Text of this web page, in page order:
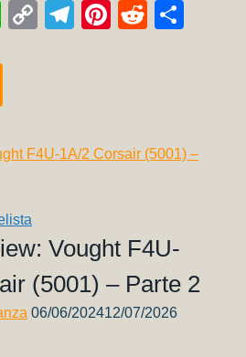
WhatsApp
CopyTelegram
Pinterest
Reddit
Vought F4U-
(5001) – Parte 2
06/06/202412/07/2026